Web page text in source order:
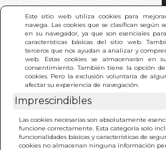
Este sitio web utiliza cookies para
navega. Las cookies que se clasifican según
en su navegador, ya que son esenciales
características básicas del sitio web.
terceros que nos ayudan a analizar y
web. Estas cookies se almacenarán en
consentimiento. También tiene la opción
cookies. Pero la exclusión voluntaria de
afectar su experiencia de navegación.
Imprescindibles
Las cookies necesarias son absolutamente
funcione correctamente. Esta categoría solo
funcionalidades básicas y características de
cookies no almacenan ninguna información
INICIO > CORAZON DEL